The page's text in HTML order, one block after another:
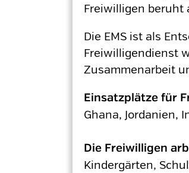
Freiwilligen beruht
Die EMS ist als
Freiwilligendienst
Zusammenarbeit
Einsatzplätze für
Ghana, Jordanien,
Die Freiwilligen
Kindergärten,